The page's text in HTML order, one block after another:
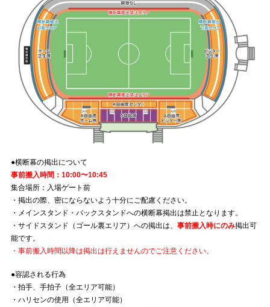
●横断幕の掲出について
事前搬入時間：10:00〜10:45
集合場所：入場ゲート前
・掲出の際、密にならないよう十分にご配慮ください。
・メインスタンド・バックスタンドへの横断幕掲出は禁止となります。
・サイドスタンド（ゴール裏エリア）への掲出は、 事前搬入時にのみ掲出可
能です。
・事前搬入時間以降は掲出は行えませんのでご注意ください。
●容認される行為
・拍手、手拍子（全エリア可能）
・ハリセンの使用（全エリア可能）